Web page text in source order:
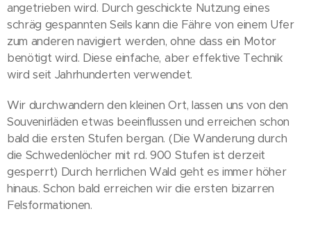
angetrieben wird. Durch geschickte Nutzung eines
schräg gespannten Seils kann die Fähre von einem Ufer
zum anderen navigiert werden, ohne dass ein Motor
benötigt wird. Diese einfache, aber effektive Technik
wird seit Jahrhunderten verwendet.
Wir durchwandern den kleinen Ort, lassen uns von den
Souvenirläden etwas beeinflussen und erreichen schon
bald die ersten Stufen bergan. (Die Wanderung durch
die Schwedenlöcher mit rd. 900 Stufen ist derzeit
gesperrt) Durch herrlichen Wald geht es immer höher
hinaus. Schon bald erreichen wir die ersten bizarren
Felsformationen.